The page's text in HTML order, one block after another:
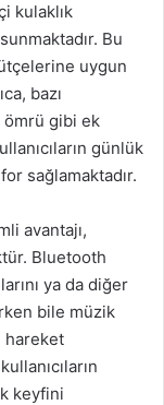
kulaklık
Bu
uygun
bazı
ömrü gibi ek
günlük
sağlamaktadır.
avantajı,
Bluetooth
ya da diğer
bile müzik
hareket
keyfini